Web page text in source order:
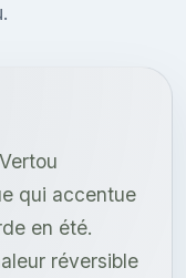
qui accentue
en été.
réversible